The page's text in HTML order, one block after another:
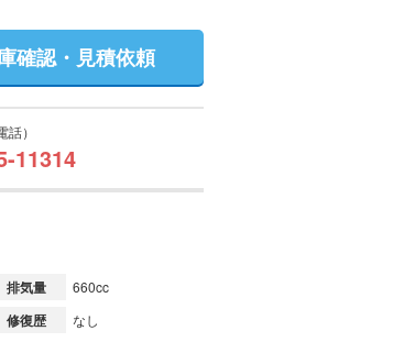
確認・見積依頼
）
11314
排気量 660cc
修復歴 なし